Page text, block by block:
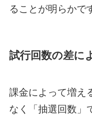
ることが明らかで
試行回数の差に
課金によって増え
なく「抽選回数」